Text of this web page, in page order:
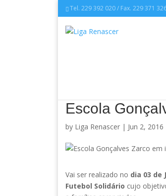
Tel. 229 392 020 / Fax. 229 371
Escola
by Liga Renascer | Jun 2, 2016
Vai ser realizado no dia 03 de
Futebol Solidário cujo